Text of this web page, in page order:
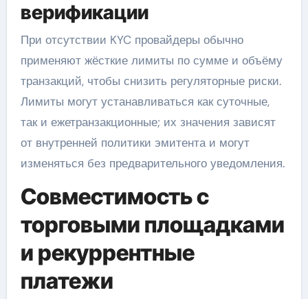
верификации
При отсутствии KYC провайдеры обычно
применяют жёсткие лимиты по сумме и объёму
транзакций, чтобы снизить регуляторные риски.
Лимиты могут устанавливаться как суточные,
так и ежетранзакционные; их значения зависят
от внутренней политики эмитента и могут
изменяться без предварительного уведомления.
Совместимость с
торговыми площадками
и рекуррентные
платежи